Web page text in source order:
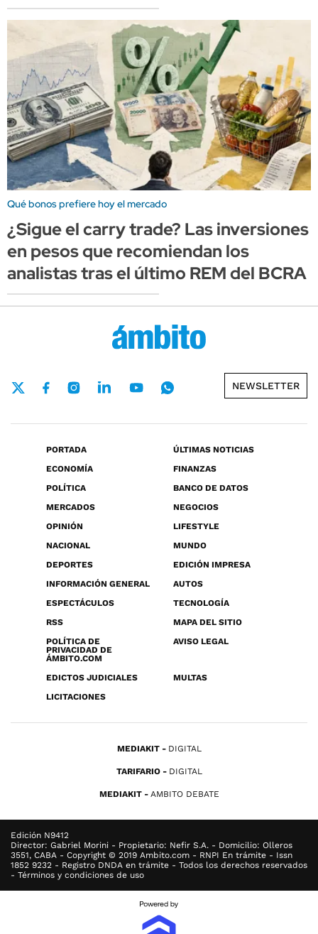
Qué bonos prefiere hoy el mercado
¿Sigue el carry trade? Las inversiones
en pesos que recomiendan los
analistas tras el último REM del BCRA
NEWSLETTER
PORTADA
ÚLTIMAS NOTICIAS
ECONOMÍA
FINANZAS
POLÍTICA
BANCO DE DATOS
MERCADOS
NEGOCIOS
OPINIÓN
LIFESTYLE
NACIONAL
MUNDO
DEPORTES
EDICIÓN IMPRESA
INFORMACIÓN GENERAL
AUTOS
ESPECTÁCULOS
TECNOLOGÍA
RSS
MAPA DEL SITIO
POLÍTICA DE
PRIVACIDAD DE
ÁMBITO.COM
AVISO LEGAL
EDICTOS JUDICIALES
MULTAS
LICITACIONES
MEDIAKIT DIGITAL
TARIFARIO DIGITAL
MEDIAKIT AMBITO DEBATE
Edición N9412
Director: Gabriel Morini - Propietario: Nefir S.A. - Domicilio: Olleros
3551, CABA - Copyright © 2019 Ambito.com - RNPI En trámite - Issn
1852 9232 - Registro DNDA en trámite - Todos los derechos reservados
- Términos y condiciones de uso